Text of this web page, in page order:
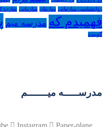
روانشناسی سازمانی سازمان سازمانی شازده
فهمیدم که مدرسه میم
گوینده
مدرســـــه میـــــــم
Instagram Paper-plane